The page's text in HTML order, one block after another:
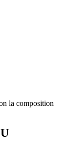
la composition